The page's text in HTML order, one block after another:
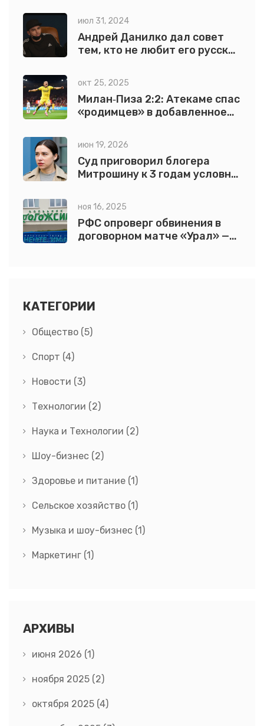
июл 31, 2024
Андрей Данилко дал совет
тем, кто не любит его русский
окт 25, 2025
Милан‑Пиза 2:2: Атекаме спас
«родимцев» в добавленное
июн 19, 2026
Суд приговорил блогера
Митрошину к 3 годам условно
ноя 16, 2025
РФС опроверг обвинения в
договорном матче «Урал» —
КАТЕГОРИИ
Общество (5)
Спорт (4)
Новости (3)
Технологии (2)
Наука и Технологии (2)
Шоу-бизнес (2)
Здоровье и питание (1)
Сельское хозяйство (1)
Музыка и шоу-бизнес (1)
Маркетинг (1)
АРХИВЫ
июня 2026 (1)
ноября 2025 (2)
октября 2025 (4)